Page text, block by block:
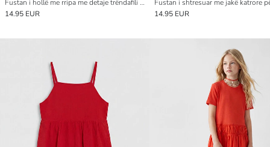
Fustan i hollë me rripa me detaje trëndafili për vajza
14.95 EUR
Fustan i shtresuar me jakë katrore
14.95 EUR